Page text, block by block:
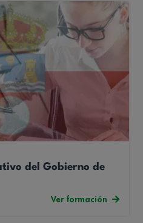
del Gobierno de
Ver formación